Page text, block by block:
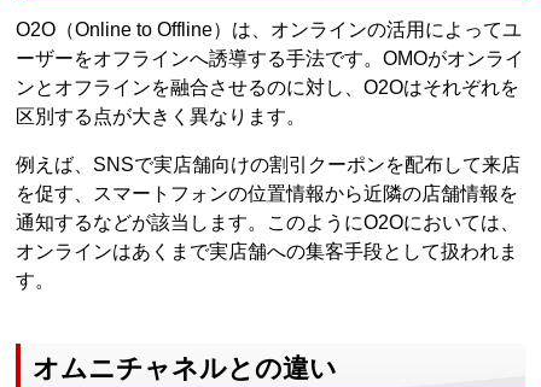
O2O（Online to Offline）は、オンラインの活用によってユ
ーザーをオフラインへ誘導する手法です。OMOがオンライ
ンとオフラインを融合させるのに対し、O2Oはそれぞれを
区別する点が大きく異なります。
例えば、SNSで実店舗向けの割引クーポンを配布して来店
を促す、スマートフォンの位置情報から近隣の店舗情報を
通知するなどが該当します。このようにO2Oにおいては、
オンラインはあくまで実店舗への集客手段として扱われま
す。
オムニチャネルとの違い